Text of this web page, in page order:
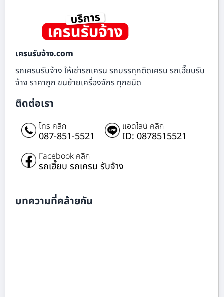
เครนรับจ้าง.com
รถเครนรับจ้าง ให้เช่ารถเครน รถบรรทุกติดเครน รถเฮี๊ยบรับ
จ้าง ราคาถูก ขนย้ายเครื่องจักร ทุกชนิด
ติดต่อเรา
โทร คลิก
087-851-5521
แอดไลน์ คลิก
ID: 0878515521
Facebook คลิก
รถเฮี๊ยบ รถเครน รับจ้าง
บทความที่คล้ายกัน